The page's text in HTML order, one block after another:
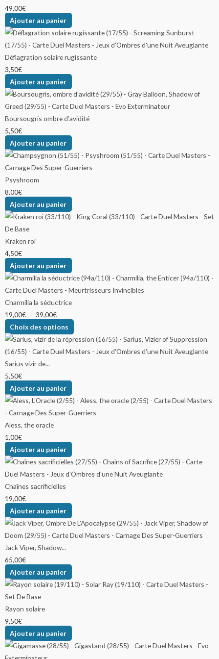
49,00€
Ajouter au panier
Déflagration solaire rugissante
3,50€
Ajouter au panier
Boursougris ombre d’avidité
5,50€
Ajouter au panier
Psyshroom
8,00€
Ajouter au panier
Kraken roi
4,50€
Ajouter au panier
Charmilia la séductrice
19,00€ – 39,00€
Choix des options
Sarius vizir de...
5,50€
Ajouter au panier
Aless, the oracle
1,00€
Ajouter au panier
Chaînes sacrificielles
19,00€
Ajouter au panier
Jack Viper, Shadow...
65,00€
Ajouter au panier
Rayon solaire
9,50€
Ajouter au panier